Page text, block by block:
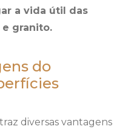
a vida útil das
granito.
do
diversas vantagens